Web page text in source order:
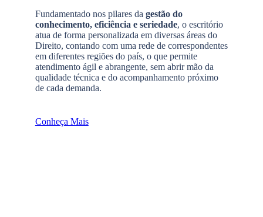
Fundamentado nos pilares da gestão do
conhecimento, eficiência e seriedade, o escritório
atua de forma personalizada em diversas áreas do
Direito, contando com uma rede de correspondentes
em diferentes regiões do país, o que permite
atendimento ágil e abrangente, sem abrir mão da
qualidade técnica e do acompanhamento próximo
de cada demanda.
Conheça Mais